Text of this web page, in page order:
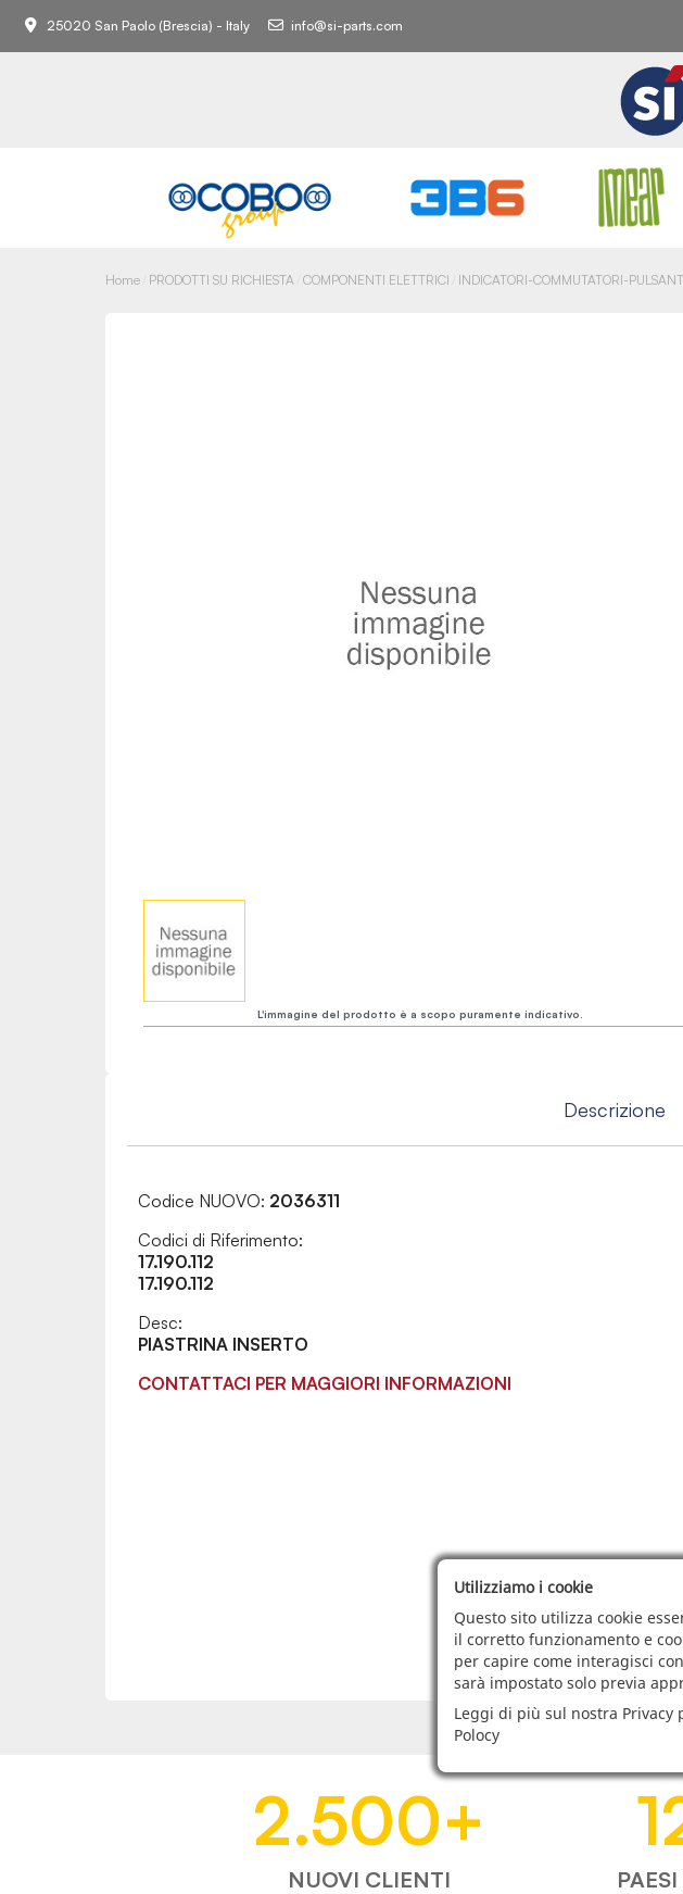
25020 San Paolo (Brescia) - Italy info@si-parts.com
Home PRODOTTI SU RICHIESTA COMPONENTI ELETTRICI INDICATORI-COMMUTATORI-
L'immagine del prodotto è a scopo puramente indicativo.
Descrizione
Codice NUOVO: 2036311
Codici di Riferimento:
17.190.112
17.190.112
Desc:
PIASTRINA INSERTO
CONTATTACI PER MAGGIORI INFORMAZIONI
2.500+
NUOVI CLIENTI
Utilizziamo i cookie
Questo sito utilizza cookie
il corretto funzionamento e
per capire come interagisci
sarà impostato solo previa
Leggi di più sul nostra Privacy
Polocy